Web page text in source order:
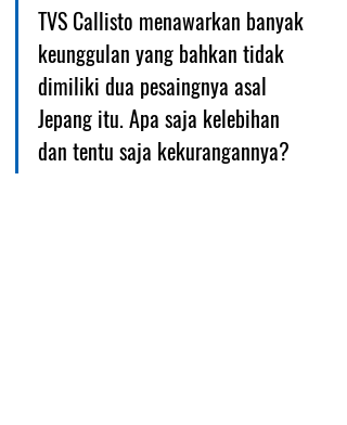
TVS Callisto menawarkan banyak
keunggulan yang bahkan tidak
dimiliki dua pesaingnya asal
Jepang itu. Apa saja kelebihan
dan tentu saja kekurangannya?